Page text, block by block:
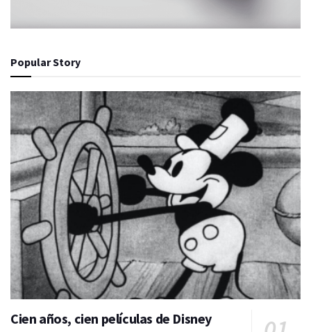
Popular Story
Cien años, cien películas de Disney